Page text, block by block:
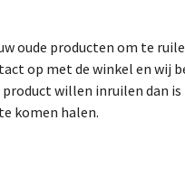
oude producten om te
op met de winkel en wij
willen inruilen dan
komen halen.